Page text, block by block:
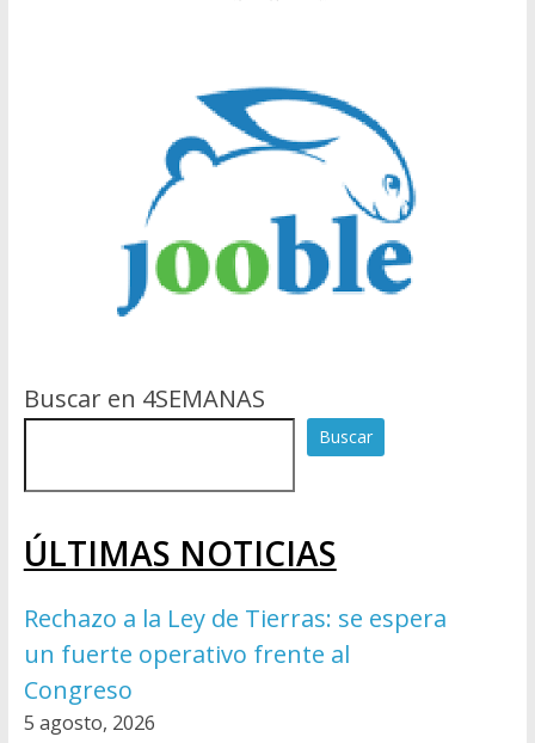
Buscar en 4SEMANAS
Buscar
ÚLTIMAS NOTICIAS
Rechazo a la Ley de Tierras: se espera
un fuerte operativo frente al
Congreso
5 agosto, 2026